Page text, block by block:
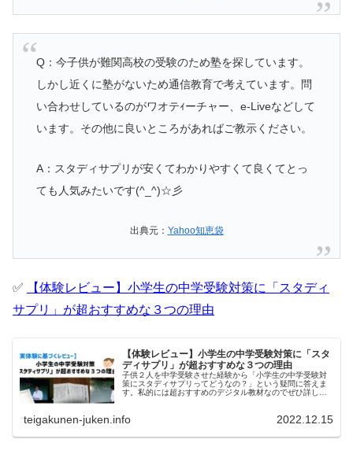
Q：今子供が難関高校の受験のため塾を探しています。
しかし近くに塾がないため通信教育で考えています。問
い合わせしているのがワオテｨーチャー、e-Liveなどして
います。その他に良いところがあればご教示ください。
A：スタディサプリが安くてわかりやすくて良くてとっ
ても人気みたいです(^_^)☆彡
出典元： Yahoo知恵袋
✅
【体験レビュー】小学生の中学受験対策に「スタディ
サプリ」が超おすすめな３つの理由
【体験レビュー】小学生の中学受験対策に「スタ
ディサプリ」が超おすすめな３つの理由
子供２人を中学受験させた経験から「小学生の中学受験対
策にスタディサプリってどうなの？」という疑問に答えま
す。私的には超おすすめのデジタル教材なのでぜひ詳しい
teigakunen-juken.info 2022.12.15